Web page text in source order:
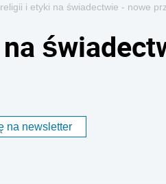
i etyki na świadectwie - nowe
na newsletter